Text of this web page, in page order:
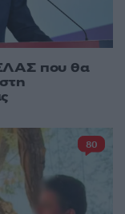
που θα
80